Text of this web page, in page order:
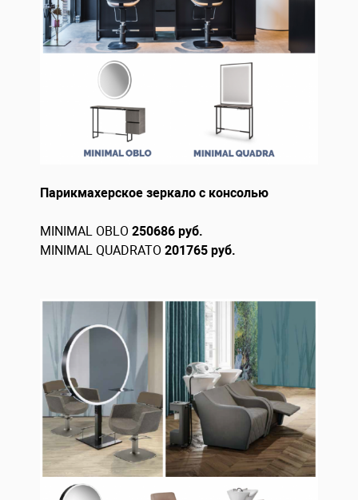
Парикмахерское зеркало с консолью
MINIMAL OBLO 250686 руб.
MINIMAL QUADRATO 201765 руб.